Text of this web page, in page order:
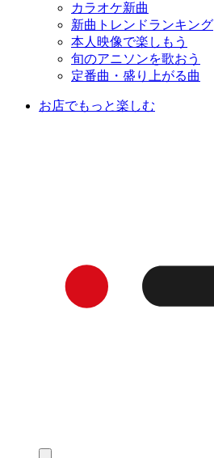
カラオケ新曲
新曲トレンドランキング
本人映像で楽しもう
旬のアニソンを歌おう
定番曲・盛り上がる曲
お店でもっと楽しむ